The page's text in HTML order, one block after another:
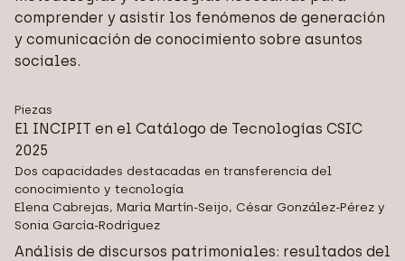
comprender y asistir los fenómenos de generación
y comunicación de conocimiento sobre asuntos
sociales.
Piezas
El INCIPIT en el Catálogo de Tecnologías CSIC
2025
Dos capacidades destacadas en transferencia del
conocimiento y tecnología
Elena Cabrejas, María Martín-Seijo, César González-Pérez y
Sonia García-Rodríguez
Análisis de discursos patrimoniales: resultados del